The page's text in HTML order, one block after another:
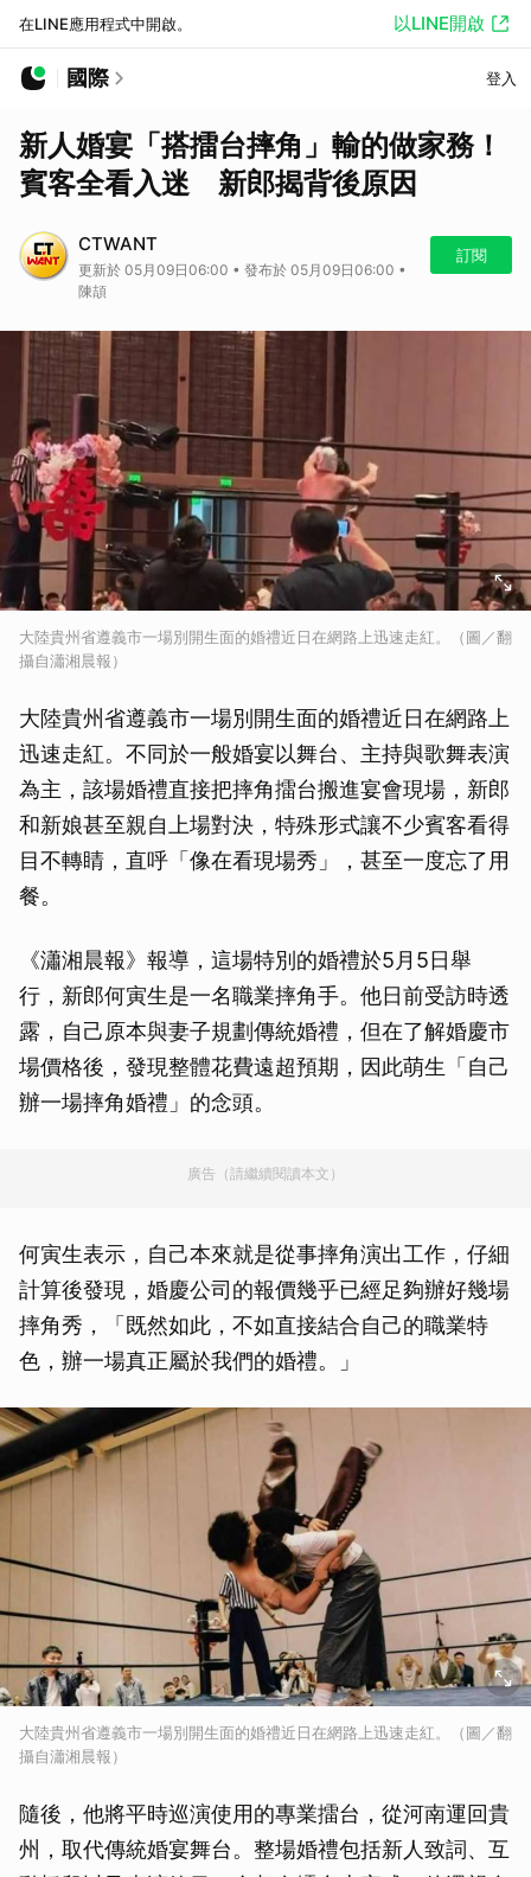
在LINE應用程式中開啟。 以LINE開啟
國際 登入
新人婚宴「搭擂台摔角」輸的做家務！
賓客全看入迷 新郎揭背後原因
CTWANT
更新於 05月09日06:00 • 發布於 05月09日06:00 •
陳頡
訂閱
大陸貴州省遵義市一場別開生面的婚禮近日在網路上迅速走紅。（圖／翻
攝自瀟湘晨報）
大陸貴州省遵義市一場別開生面的婚禮近日在網路上
迅速走紅。不同於一般婚宴以舞台、主持與歌舞表演
為主，該場婚禮直接把摔角擂台搬進宴會現場，新郎
和新娘甚至親自上場對決，特殊形式讓不少賓客看得
目不轉睛，直呼「像在看現場秀」，甚至一度忘了用
餐。
《瀟湘晨報》報導，這場特別的婚禮於5月5日舉
行，新郎何寅生是一名職業摔角手。他日前受訪時透
露，自己原本與妻子規劃傳統婚禮，但在了解婚慶市
場價格後，發現整體花費遠超預期，因此萌生「自己
辦一場摔角婚禮」的念頭。
廣告（請繼續閱讀本文）
何寅生表示，自己本來就是從事摔角演出工作，仔細
計算後發現，婚慶公司的報價幾乎已經足夠辦好幾場
摔角秀，「既然如此，不如直接結合自己的職業特
色，辦一場真正屬於我們的婚禮。」
大陸貴州省遵義市一場別開生面的婚禮近日在網路上迅速走紅。（圖／翻
攝自瀟湘晨報）
隨後，他將平時巡演使用的專業擂台，從河南運回貴
州，取代傳統婚宴舞台。整場婚禮包括新人致詞、互